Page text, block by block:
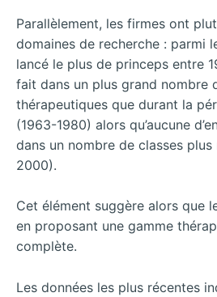
Parallèlement, les firmes ont
domaines de recherche : parmi
lancé le plus de princeps entre
fait dans un plus grand nombre
thérapeutiques que durant la
(1963-1980) alors qu’aucune
dans un nombre de classes
2000).
Cet élément suggère alors que
en proposant une gamme
complète.
Les données les plus récentes